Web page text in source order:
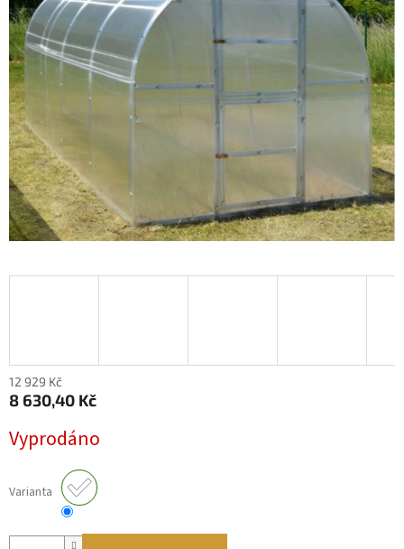
z
5
hvězdiček.
12 929 Kč
8 630,40 Kč
cena:
Vyprodáno
Varianta